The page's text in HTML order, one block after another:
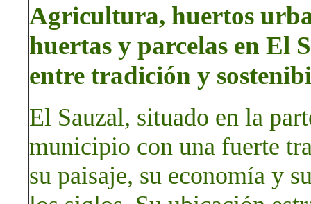
Agricultura, huertos
huertas y parcelas en El
entre tradición y
El Sauzal, situado en la
municipio con una fuerte
su paisaje, su economía y